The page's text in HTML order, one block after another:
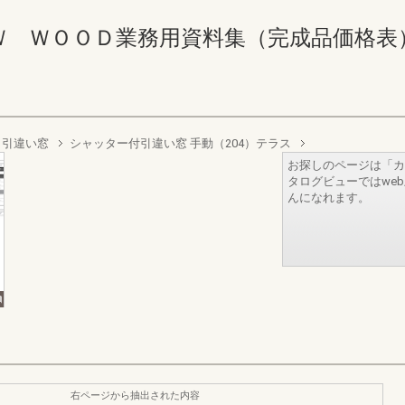
ＷＯＯＤ業務用資料集（完成品価格表
引違い窓
シャッター付引違い窓 手動（204）テラス
お探しのページは「
タログビューでは
んになれます。
右ページから抽出された内容